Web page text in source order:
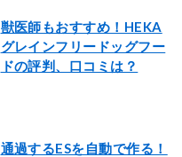
獣医師もおすすめ！HEKA
グレインフリードッグフー
ドの評判、口コミは？
通過するESを自動で作る！